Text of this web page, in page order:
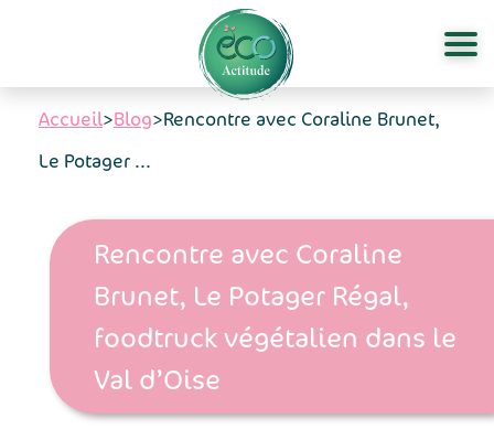
Aller au contenu principal
Accueil>Blog>Rencontre avec Coraline Brunet,
Le Potager ...
Rencontre avec Coraline
Brunet, Le Potager Régal,
foodtruck végétalien dans le
Val d’Oise